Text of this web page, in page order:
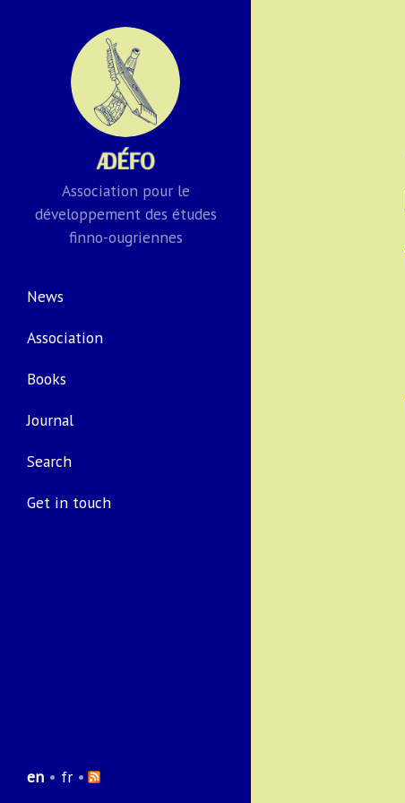
Association pour le
développement des études
finno-ougriennes
News
Association
Books
Journal
Search
Get in touch
en • fr •